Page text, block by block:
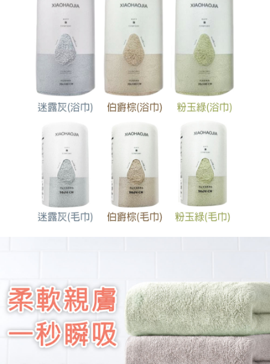
每筆NT$120，滿NT$1,999(含以上)免運費